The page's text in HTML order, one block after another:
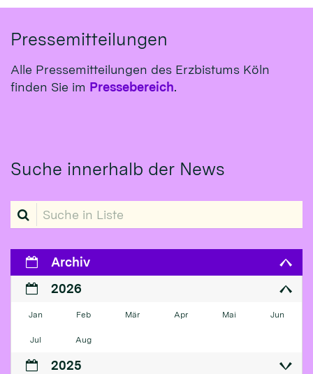
Pressemitteilungen
Alle Pressemitteilungen des Erzbistums Köln
finden Sie im Pressebereich.
Suche innerhalb der News
Suche in Liste
Archiv
2026
Jan Feb Mär Apr Mai Jun
Jul Aug
2025